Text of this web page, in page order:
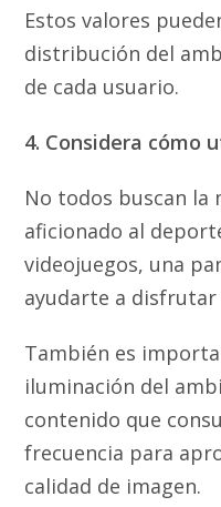
Estos valores
distribución del
de cada usuario.
4. Considera cómo
No todos buscan la
aficionado al
videojuegos, una
ayudarte a
También es
iluminación del
contenido que
frecuencia para
calidad de imagen.